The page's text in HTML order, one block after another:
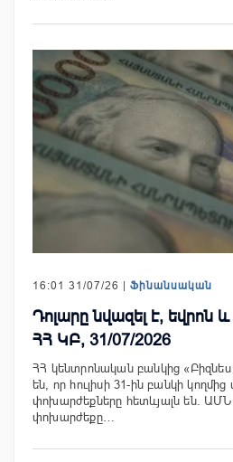
16:01 31/07/26 | Ֆինանսական
Դոլարը նվազել է, եվրոն և
ՀՀ ԿԲ, 31/07/2026
ՀՀ կենտրոնական բանկից «Բիզնես
են, որ հուլիսի 31-ին բանկի
փոխարժեքները հետևյալն են. ԱՄՆ
փոխարժեքը…